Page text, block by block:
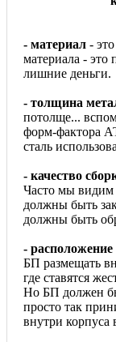
- материал -
материала - это
лишние деньги.
- толщина
потолще...
форм-фактора
сталь
- качество
Часто мы видим
должны быть
должны быть
-
БП размещать
где ставятся
Но БП должен
просто так
внутри корпуса